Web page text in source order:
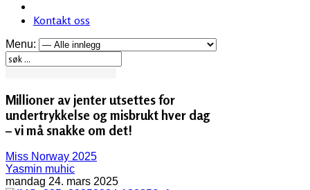
Kontakt oss
Menu:
Millioner av jenter utsettes for
undertrykkelse og misbrukt hver dag
– vi må snakke om det!
Miss Norway 2025
Yasmin muhic
mandag 24. mars 2025